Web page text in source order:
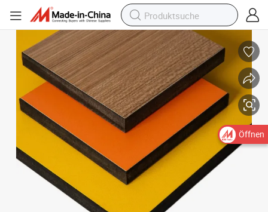
Toilettenkabinenplatte
Langlebige Debo Verschiedene Oberflächen Einfarbige Kompakte
Öffnen